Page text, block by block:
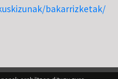
bakarrizketak/